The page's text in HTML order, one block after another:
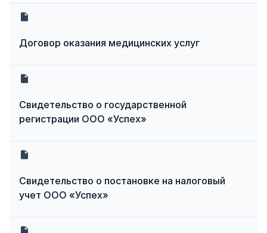
Договор оказания медицинских услуг
Свидетельство о государственной
регистрации ООО «Успех»
Свидетельство о постановке на налоговый
учет ООО «Успех»